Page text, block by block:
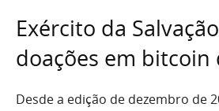
Exército da
doações em bitcoin
Desde a edição de dezembro de